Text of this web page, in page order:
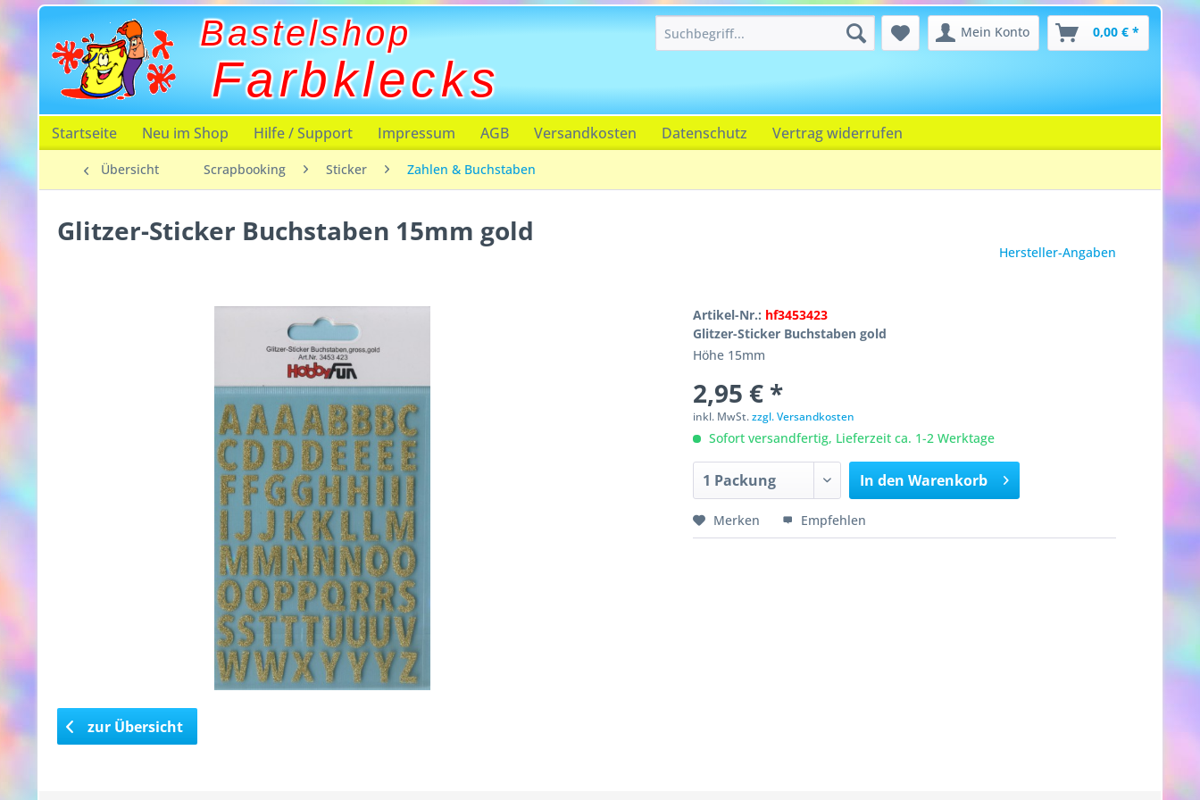
Bastelshop
Farbklecks
Mein Konto 0,00 € *
Startseite Neu im Shop Hilfe / Support Impressum AGB Versandkosten Datenschutz Vertrag widerrufen
Übersicht Scrapbooking Sticker Zahlen & Buchstaben
Glitzer-Sticker Buchstaben 15mm gold
Hersteller-Angaben
Artikel-Nr.: hf3453423
Glitzer-Sticker Buchstaben gold
Höhe 15mm
2,95 € *
inkl. MwSt.zzgl. Versandkosten
Sofort versandfertig, Lieferzeit ca. 1-2 Werktage
In den Warenkorb
Merken Empfehlen
zur Übersicht